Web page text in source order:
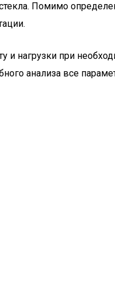
Помимо
нагрузки при
анализа все